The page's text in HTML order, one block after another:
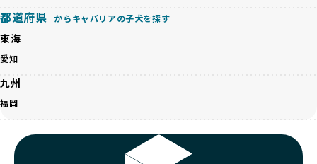
ます。この活動により、保護が必要なワンちゃんの救済や保
護活動の支援にも貢献しています。
でなく、すべてのワンちゃんに優しい未来を創るための大き
な一歩です。ユーザーの皆さんがBreederFamiliesを通じて
支えることができます。
BreederFamiliesに登録されているブリーダーは、子犬が心
身ともに健康に育つための環境づくりに全力を注いでいま
営利優先ブリーダーは、このような流行や需要に応じて無理
な繁殖を行いがちです。小柄な母犬を繁殖に多用して体に負
担をかけたり、子犬を小さく見せるために食事を減らすな
ど、健康を犠牲にした管理がされることもあります。このよ
うな方法では、ワンちゃんの免疫力や体力が低下し、飼い主
にとっても将来的な医療費やケアの負担が増える恐れがあり
ます。
優良ブリーダーは、こうした流行に流されず、ワンちゃんの
健康を最優先に考えています。特に小さいワンちゃんやレア
カラーの子犬を販売する場合は、健康リスクを十分に理解
都道府県 からキャバリアの子犬を探す
東海
愛知
九州
福岡